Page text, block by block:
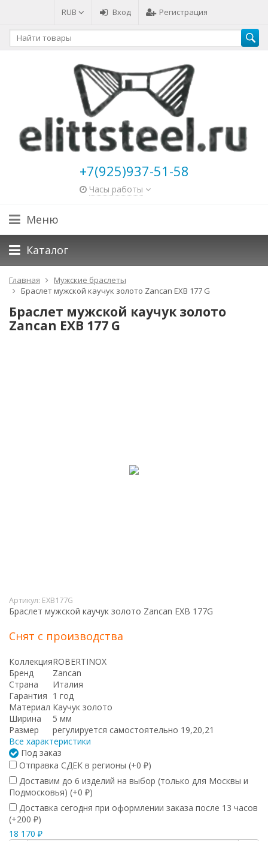
RUB Вход Регистрация
+7(925)937-51-58
Часы работы
Меню
Каталог
Главная
Мужские браслеты
Браслет мужской каучук золото Zancan EXB 177 G
Браслет мужской каучук золото
Zancan EXB 177 G
Артикул: EXB177G
Браслет мужской каучук золото Zancan EXB 177G
Снят с производства
КоллекцияROBERTINOX
Бренд
Zancan
Страна
Италия
Гарантия 1 год
Материал Каучук золото
Ширина
5 мм
Размер
регулируется самостоятельно 19,20,21
Все характеристики
Под заказ
Отправка СДЕК в регионы (+0 ₽)
Доставим до 6 изделий на выбор (только для Москвы и
Подмосковья) (+0 ₽)
Доставка сегодня при оформлении заказа после 13 часов
(+200 ₽)
18 170 ₽